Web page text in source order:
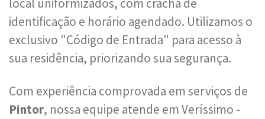
local uniformizados, com crachá de
identificação e horário agendado. Utilizamos o
exclusivo "Código de Entrada" para acesso à
sua residência, priorizando sua segurança.
Com experiência comprovada em serviços de
Pintor, nossa equipe atende em Veríssimo -